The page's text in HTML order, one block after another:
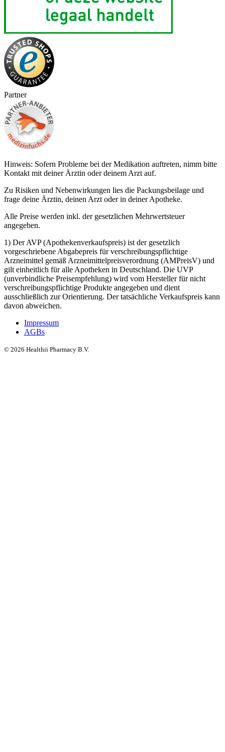
Partner
Hinweis: Sofern Probleme bei der Medikation auftreten, nimm bitte
Kontakt mit deiner Ärztin oder deinem Arzt auf.
Zu Risiken und Nebenwirkungen lies die Packungsbeilage und
frage deine Ärztin, deinen Arzt oder in deiner Apotheke.
Alle Preise werden inkl. der gesetzlichen Mehrwertsteuer
angegeben.
1) Der AVP (Apothekenverkaufspreis) ist der gesetzlich
vorgeschriebene Abgabepreis für verschreibungspflichtige
Arzneimittel gemäß Arzneimittelpreisverordnung (AMPreisV) und
gilt einheitlich für alle Apotheken in Deutschland. Die UVP
(unverbindliche Preisempfehlung) wird vom Hersteller für nicht
verschreibungspflichtige Produkte angegeben und dient
ausschließlich zur Orientierung. Der tatsächliche Verkaufspreis kann
davon abweichen.
Impressum
AGBs
© 2026 Healthii Pharmacy B.V.